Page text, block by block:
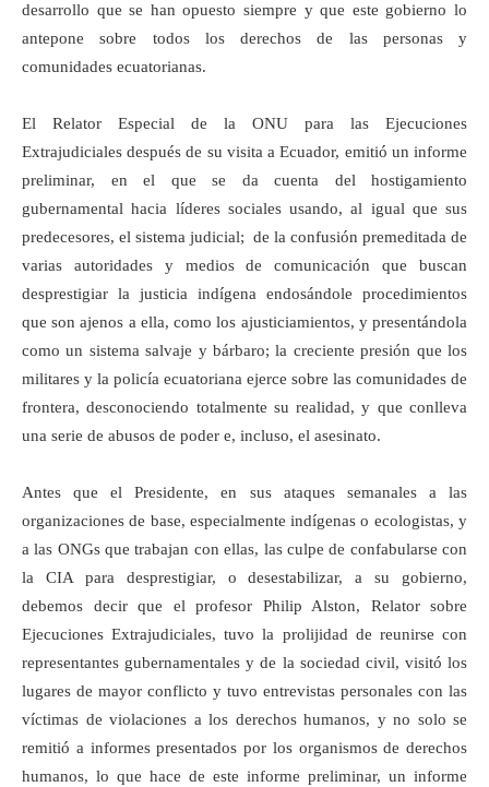
desarrollo que se han opuesto siempre y que este gobierno lo
antepone sobre todos los derechos de las personas y
comunidades ecuatorianas.
El Relator Especial de la ONU para las Ejecuciones
Extrajudiciales después de su visita a Ecuador, emitió un informe
preliminar, en el que se da cuenta del hostigamiento
gubernamental hacia líderes sociales usando, al igual que sus
predecesores, el sistema judicial; de la confusión premeditada de
varias autoridades y medios de comunicación que buscan
desprestigiar la justicia indígena endosándole procedimientos
que son ajenos a ella, como los ajusticiamientos, y presentándola
como un sistema salvaje y bárbaro; la creciente presión que los
militares y la policía ecuatoriana ejerce sobre las comunidades de
frontera, desconociendo totalmente su realidad, y que conlleva
una serie de abusos de poder e, incluso, el asesinato.
Antes que el Presidente, en sus ataques semanales a las
organizaciones de base, especialmente indígenas o ecologistas, y
a las ONGs que trabajan con ellas, las culpe de confabularse con
la CIA para desprestigiar, o desestabilizar, a su gobierno,
debemos decir que el profesor Philip Alston, Relator sobre
Ejecuciones Extrajudiciales, tuvo la prolijidad de reunirse con
representantes gubernamentales y de la sociedad civil, visitó los
lugares de mayor conflicto y tuvo entrevistas personales con las
víctimas de violaciones a los derechos humanos, y no solo se
remitió a informes presentados por los organismos de derechos
humanos, lo que hace de este informe preliminar, un informe